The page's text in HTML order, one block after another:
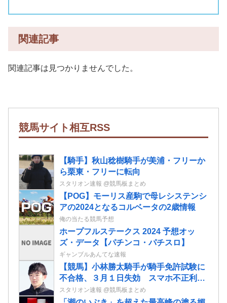
関連記事
関連記事は見つかりませんでした。
競馬サイト相互RSS
【騎手】秋山稔樹騎手が美浦・フリーか
ら栗東・フリーに転向
スタリオン速報 @競馬板まとめ
【POG】モーリス産駒で母レシステンシ
アの2024となるコルベータの2歳情報
俺の当たる競馬予想
ホープフルステークス 2024 予想オッ
ズ・データ【パチンコ・パチスロ】
ギャンブルあんてな速報
【競馬】小林勝太騎手が騎手免許試験に
不合格、３月１日失効 スマホ不正利用
で１年間の騎乗停止処分中
スタリオン速報 @競馬板まとめ